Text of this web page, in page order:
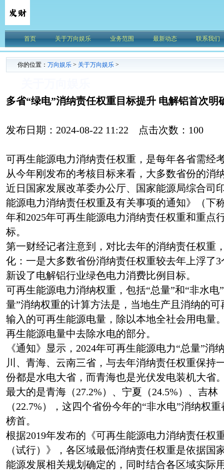
首页 关于万向娱乐 业务范围 最新动态 联系我们
你的位置： 万向娱乐 > 关于万向娱乐 >
多省“绿电”消纳责任权重目标提升 电解铝首次明
发布日期：2024-08-22 11:22 点击次数：100
可再生能源电力消纳责任权重，是每年各省需经
从今年刚发布的考核目标来看，大多数省份的消
近日国家发展改革委办公厅、国家能源局综合司
能源电力消纳责任权重及有关事项的通知》（下
年和2025年可再生能源电力消纳责任权重和重点
标。
第一财经记者注意到，对比去年的消纳责任权重
化：一是大多数省份消纳责任权重较去年上浮了
新设了电解铝行业绿色电力消费比例目标。
可再生能源电力消纳权重，包括“总量”和“非水
量”消纳权重的计算方法是，当地生产且消纳的
输入的可再生能源电量，除以本地全社会用电量
再生能源电量中去除水电的部分。
《通知》显示，2024年可再生能源电力“总量”消
川、青海、云南三省，与去年消纳责任权重保持
份都是水电大省，而青海也是光伏发电装机大省
最大的是青海（27.2%）、宁夏（24.5%）、吉林
（22.7%），这四个省份今年的“非水电”消纳权
榜首。
根据2019年发布的《可再生能源电力消纳责任权
（试行）》，各区域最低消纳责任权重是依据国
能源发展相关规划确定的，同时结合各区域实际